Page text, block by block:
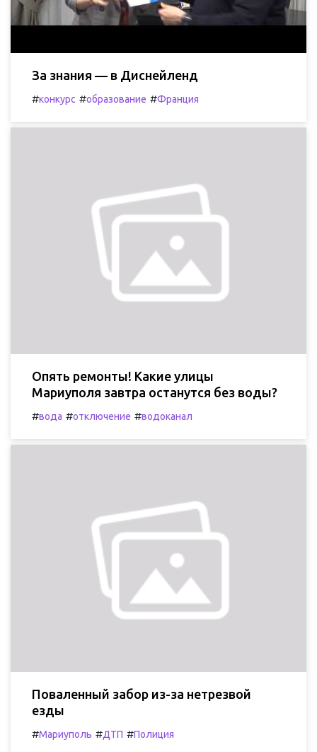
За знания — в Диснейленд
#конкурс #образование #Франция
Опять ремонты! Какие улицы
Мариуполя завтра останутся без воды?
#вода #отключение #водоканал
Поваленный забор из-за нетрезвой
езды
#Мариуполь #ДТП #Полиция